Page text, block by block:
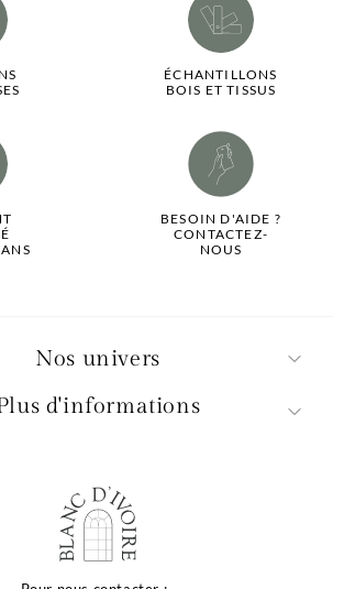
ÉCHANTILLONS
BOIS ET TISSUS
BESOIN D'AIDE ?
CONTACTEZ-
NOUS
Nos univers
d'informations